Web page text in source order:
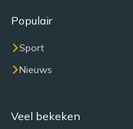
Populair
Sport
Nieuws
Veel bekeken